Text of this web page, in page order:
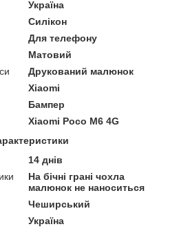
Україна
Силікон
Для телефону
Матовий
Друкований малюнок
Xiaomi
Бампер
Xiaomi Poco M6 4G
14 днів
На бічні грані чохла
малюнок не наноситься
Чеширський
Україна